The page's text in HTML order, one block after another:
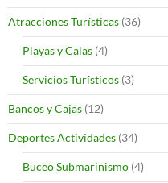
Atracciones Turísticas (36)
Playas y Calas (4)
Servicios Turísticos (3)
Bancos y Cajas (12)
Deportes Actividades (34)
Buceo Submarinismo (4)